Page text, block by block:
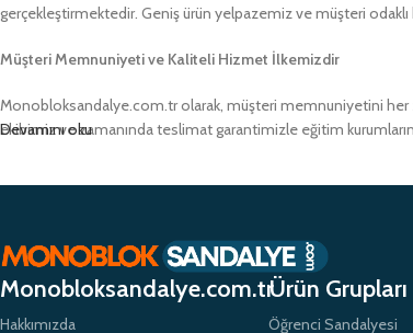
gerçekleştirmektedir. Geniş ürün yelpazemiz ve müşteri odaklı
Müşteri Memnuniyeti ve Kaliteli Hizmet İlkemizdir
Monobloksandalye.com.tr olarak, müşteri memnuniyetini her
ekibimiz ve zamanında teslimat garantimizle eğitim
Devamını oku
Monobloksandalye.com.tr
Hakkımızda
Ürün Grupları
Öğrenci Sandalyesi